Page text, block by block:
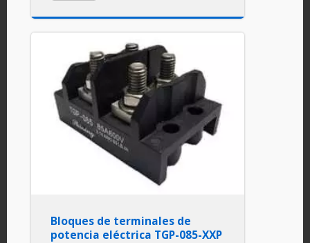
Bloques de terminales de
potencia eléctrica TGP-085-XXP